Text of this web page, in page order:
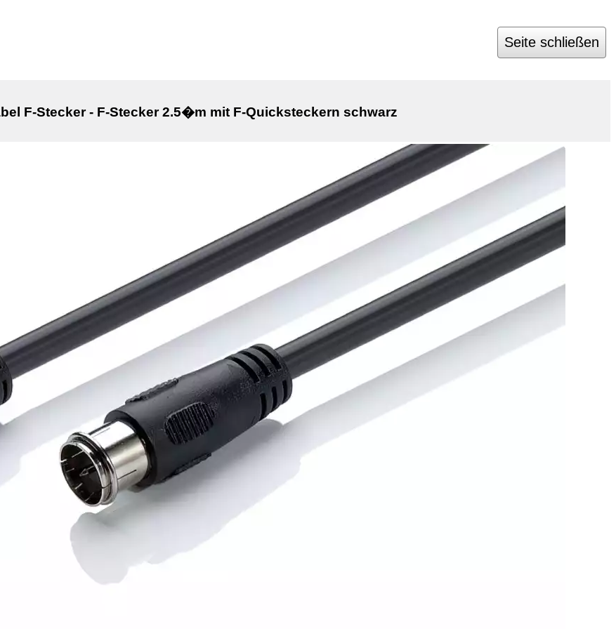
Seite schließen
F-Stecker - F-Stecker 2.5�m mit F-Quicksteckern schwarz